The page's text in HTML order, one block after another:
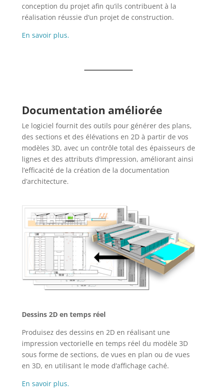
conception du projet afin qu’ils contribuent à la
réalisation réussie d’un projet de construction.
En savoir plus.
Documentation améliorée
Le logiciel fournit des outils pour générer des plans,
des sections et des élévations en 2D à partir de vos
modèles 3D, avec un contrôle total des épaisseurs de
lignes et des attributs d’impression, améliorant ainsi
l’efficacité de la création de la documentation
d’architecture.
Dessins 2D en temps réel
Produisez des dessins en 2D en réalisant une
impression vectorielle en temps réel du modèle 3D
sous forme de sections, de vues en plan ou de vues
en 3D, en utilisant le mode d’affichage caché.
En savoir plus.